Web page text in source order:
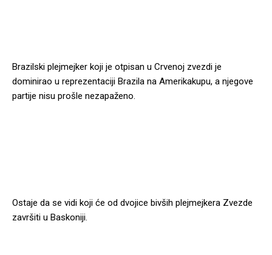
Brazilski plejmejker koji je otpisan u Crvenoj zvezdi je
dominirao u reprezentaciji Brazila na Amerikakupu, a njegove
partije nisu prošle nezapaženo.
Ostaje da se vidi koji će od dvojice bivših plejmejkera Zvezde
završiti u Baskoniji.